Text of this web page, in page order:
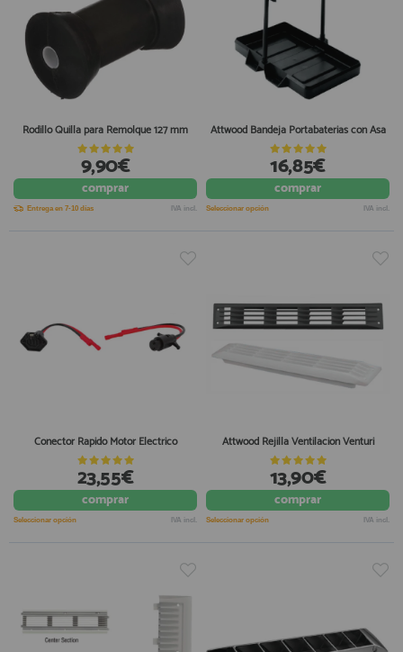
Rodillo Quilla para Remolque 127 mm
9,90€
comprar
Entrega en 7-10 días IVA incl.
Attwood Bandeja Portabaterias con Asa
16,85€
comprar
Seleccionar opción IVA incl.
Conector Rapido Motor Electrico
23,55€
comprar
Seleccionar opción IVA incl.
Attwood Rejilla Ventilacion Venturi
13,90€
comprar
Seleccionar opción IVA incl.